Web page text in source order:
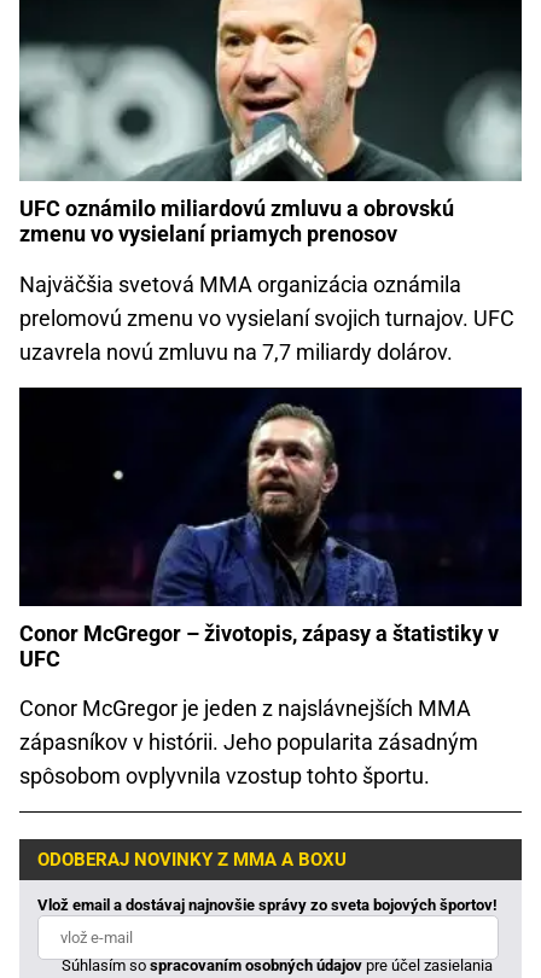
UFC oznámilo miliardovú zmluvu a obrovskú
zmenu vo vysielaní priamych prenosov
Najväčšia svetová MMA organizácia oznámila
prelomovú zmenu vo vysielaní svojich turnajov. UFC
uzavrela novú zmluvu na 7,7 miliardy dolárov.
Conor McGregor – životopis, zápasy a štatistiky v
UFC
Conor McGregor je jeden z najslávnejších MMA
zápasníkov v histórii. Jeho popularita zásadným
spôsobom ovplyvnila vzostup tohto športu.
ODOBERAJ NOVINKY Z MMA A BOXU
Vlož email a dostávaj najnovšie správy zo sveta bojových športov!
Súhlasím sospracovaním osobných údajovpre účel zasielania